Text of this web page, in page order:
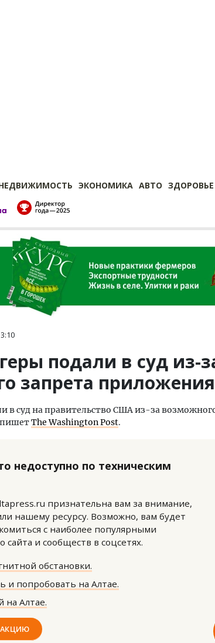
ЭКОНОМИКА АВТО ЗДОРОВЬЕ
подали в суд из-
запрета приложения
в суд на правительство США из-за
The Washington Post.
недоступно по техническим
признательна вам за внимание,
нашему ресурсу. Возможно, вам будет
с наиболее популярными
сайта и сообществ в соцсетях.
обстановки.
и попробовать на Алтае.
Алтае.
Т2 перезапускает
«Выгодно вместе» —